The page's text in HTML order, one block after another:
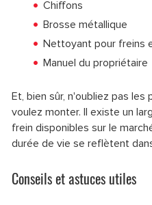
Chiffons
Brosse métallique
Nettoyant pour freins
Manuel du propriétaire
Et, bien sûr, n'oubliez pas
voulez monter. Il existe un
frein disponibles sur le
durée de vie se reflètent
Conseils et astuces utiles